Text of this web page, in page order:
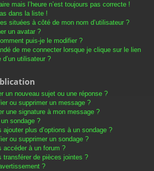
mais l’heure n’est toujours pas correcte !
dans la liste !
situées à côté de mon nom d’utilisateur ?
un avatar ?
puis-je le modifier ?
de me connecter lorsque je clique sur le lien
utilisateur ?
un nouveau sujet ou une réponse ?
ou supprimer un message ?
une signature à mon message ?
sondage ?
ajouter plus d’options à un sondage ?
ou supprimer un sondage ?
accéder à un forum ?
transférer de pièces jointes ?
?